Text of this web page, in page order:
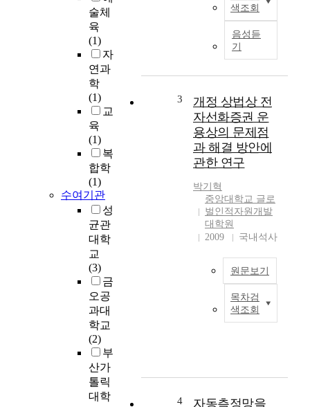
술체
육
(1)
자
연과
학
(1)
교
육
(1)
복
합학
(1)
수여기관
성
균관
대학
교
(3)
금
오공
과대
학교
(2)
부
산가
톨릭
대학
도
원
색조회
음성듣
기
3
개정 상법상 전
자선화증권 운
용상의 문제점
과 해결 방안에
관한 연구
박기혁
중앙대학교 글로
벌인적자원개발
대학원
2009
국내석사
원문보기
목차검
색조회
4 자동측정망을